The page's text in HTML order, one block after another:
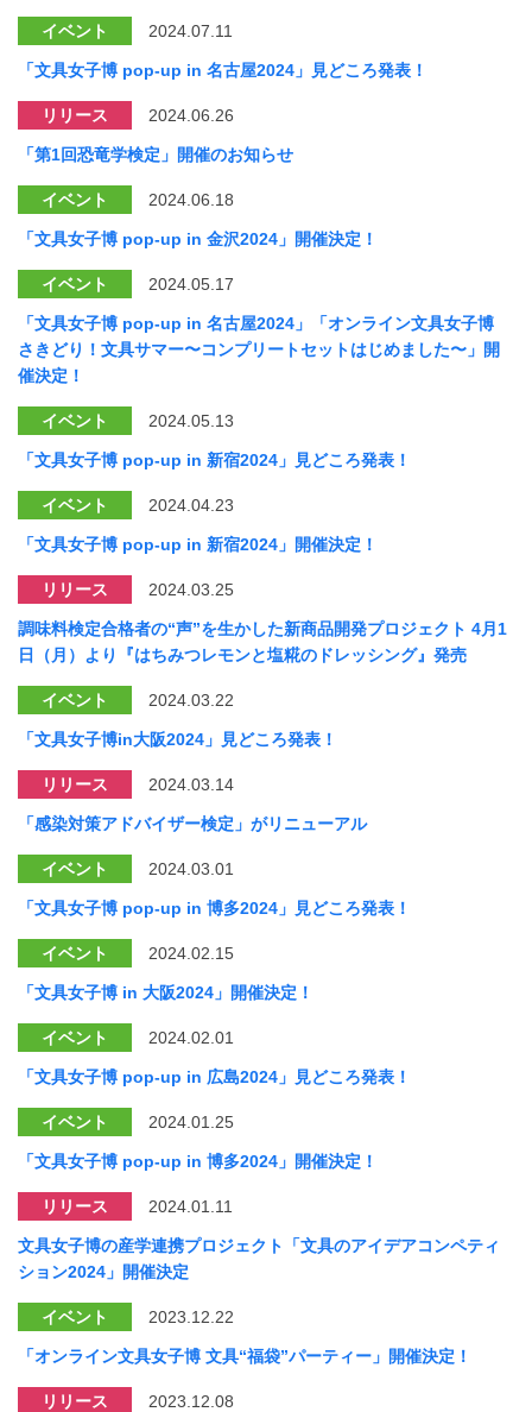
イベント 2024.07.11
「文具女子博 pop-up in 名古屋2024」見どころ発表！
リリース 2024.06.26
「第1回恐竜学検定」開催のお知らせ
イベント 2024.06.18
「文具女子博 pop-up in 金沢2024」開催決定！
イベント 2024.05.17
「文具女子博 pop-up in 名古屋2024」「オンライン文具女子博
さきどり！文具サマー〜コンプリートセットはじめました〜」開
催決定！
イベント 2024.05.13
「文具女子博 pop-up in 新宿2024」見どころ発表！
イベント 2024.04.23
「文具女子博 pop-up in 新宿2024」開催決定！
リリース 2024.03.25
調味料検定合格者の“声”を生かした新商品開発プロジェクト 4月1
日（月）より『はちみつレモンと塩糀のドレッシング』発売
イベント 2024.03.22
「文具女子博in大阪2024」見どころ発表！
リリース 2024.03.14
「感染対策アドバイザー検定」がリニューアル
イベント 2024.03.01
「文具女子博 pop-up in 博多2024」見どころ発表！
イベント 2024.02.15
「文具女子博 in 大阪2024」開催決定！
イベント 2024.02.01
「文具女子博 pop-up in 広島2024」見どころ発表！
イベント 2024.01.25
「文具女子博 pop-up in 博多2024」開催決定！
リリース 2024.01.11
文具女子博の産学連携プロジェクト「文具のアイデアコンペティ
ション2024」開催決定
イベント 2023.12.22
「オンライン文具女子博 文具“福袋”パーティー」開催決定！
リリース 2023.12.08